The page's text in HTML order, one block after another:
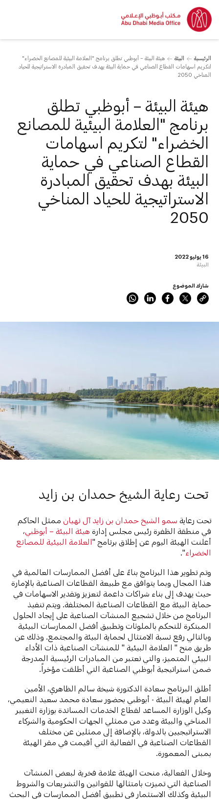
الرئيسية البيئة
هيئة البيئة – أبوظبي تطلق برنامج "العلامة البيئية للمصانع الخضراء"
لتكريم اسهامات القطاع الصناعي في حماية البيئة بهدف تحقيق المبادرة الاستراتيجية للحياد
المناخي 2050
16 يوليو 2022
البيئة
هيئة البيئة – أبوظبي تطلق
برنامج "العلامة البيئية للمصانع
الخضراء" لتكريم اسهامات
القطاع الصناعي في حماية
البيئة بهدف تحقيق المبادرة
الاستراتيجية للحياد المناخي
2050
تحت رعاية الشيخ حمدان بن زايد
شارك الموضوع
تحت رعايةسمو الشيخ حمدان بن زايد آل نهيانممثل الحاكم
في منطقة الظفرة رئيس مجلس إدارةهيئة البيئة – أبوظبي ،
أعلنت الهيئة اليوم عن إطلاق برنامج " العلامة البيئية للمصانع
الخضراء".
وتم تطوير هذا البرنامج بناءً على أفضل الممارسات العالمية في
هذا المجال وبما يتوافق مع طبيعة القطاعات الصناعية بالإمارة
حيث يهدف إلى بناء شراكات داعمة لتعزيز وتقدير الاسهامات في
حماية البيئة مع القطاعات الصناعية المختلفة. ويتم تنفيذ
البرنامج من خلال تشجيع المنشآت الصناعية على إيجاد الحلول
المبتكرة للتحكم بالملوثات وتطبيق أفضل الممارسات البيئية
وبالتالي رفع نسبة الامتثال لحماية البيئة والمجتمع. وذلك عن
طريق منح " العلامة البيئية " للمنشآت الصناعية ذات الأداء
البيئي المتميز، والتي تعتبر من المبادرات الرئيسية المدرجة
ضمن استراتيجية أبوظبي الصناعية التي أطلقت مؤخراً.
أطلق البرنامج سعادة الدكتورة شيخة سالم الظاهري، الأمين
العام لهيئة البيئة - أبوظبي بحضور سعادة محمد سعيد النعيمي،
وكيل الوزارة المساعد لقطاع الخدمات المساندة بوزارة التغيير
المناخي والبيئة وعدد من ممثلي الجهات الحكومية والشركاء
الاستراتيجيين بالدولة، بالإضافة إلى ممثلين عن مختلف
القطاعات الصناعية في الفعالية التي أقيمت في مقر الهيئة
بمبنى المعمورة.
وخلال الفعالية، منحت الهيئة علامة فخرية لبعض المنشآت
الصناعية التي تميزت بامتثالها للقوانين والتشريعات والشروط
البيئية وكذلك الاستثمار في تطبيق أفضل الممارسات في البحث